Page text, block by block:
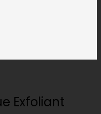
Exfoliant